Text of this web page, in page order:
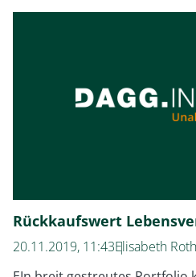
Rückkaufswert
20.11.2019, 11:43Elisabeth Roth